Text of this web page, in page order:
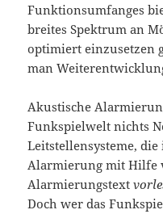
Funktionsumfanges
breites Spektrum an
optimiert einzusetzen
man
Akustische
Funkspielwelt nichts
Leitstellensysteme,
Alarmierung mit Hilfe
Alarmierungstext
Doch wer das